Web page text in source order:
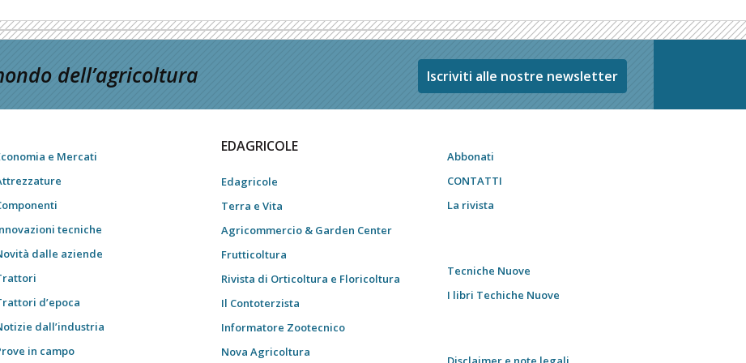
dell’agricoltura Iscriviti alle nostre newsletter
e Mercati
tecniche
dalle aziende
d’epoca
dall’industria
in campo
EDAGRICOLE
Edagricole
Terra e Vita
Agricommercio & Garden Center
Frutticoltura
Rivista di Orticoltura e Floricoltura
Il Contoterzista
Informatore Zootecnico
Nova Agricoltura
Abbonati
CONTATTI
La rivista
Tecniche Nuove
I libri Techiche Nuove